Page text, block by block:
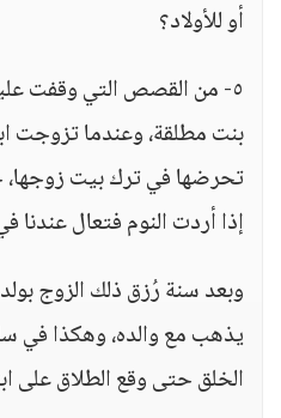
أو للأولاد؟
٥- من القصص التي وقفت
بنت مطلقة، وعندما تزوجت
تحرضها في ترك بيت زوجها،
إذا أردت النوم فتعال عندنا
وبعد سنة رُزق ذلك الزوج
يذهب مع والده، وهكذا في
الخلق حتى وقع الطلاق على